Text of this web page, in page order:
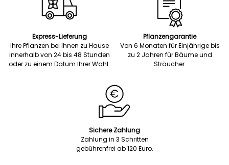
Express-Lieferung
Ihre Pflanzen bei Ihnen zu Hause
innerhalb von 24 bis 48 Stunden
oder zu einem Datum Ihrer Wahl.
Pflanzengarantie
Von 6 Monaten für Einjährige bis
zu 2 Jahren für Bäume und
Sträucher.
Sichere Zahlung
Zahlung in 3 Schritten
gebührenfrei ab 120 Euro.